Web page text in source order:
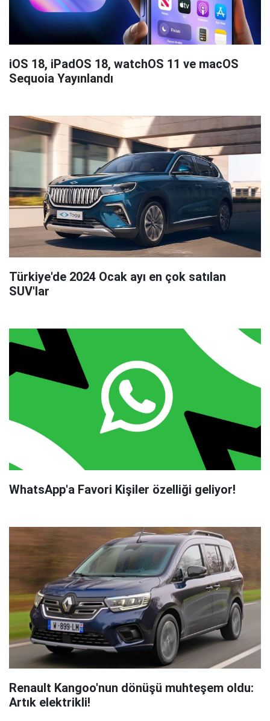
iOS 18, iPadOS 18, watchOS 11 ve macOS
Sequoia Yayınlandı
Türkiye'de 2024 Ocak ayı en çok satılan
SUV'lar
WhatsApp'a Favori Kişiler özelliği geliyor!
Renault Kangoo'nun dönüşü muhteşem oldu:
Artık elektrikli!